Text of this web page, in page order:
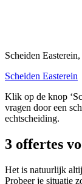
Scheiden
Scheiden Easterein
Klik op de knop
vragen door een
echtscheiding.
3 offertes
Het is natuurlijk
Probeer je situatie